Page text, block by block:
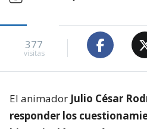
377
visitas
El animador Julio César
responder los